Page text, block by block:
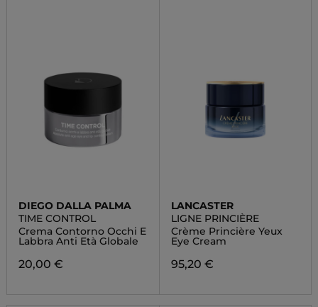
DIEGO DALLA PALMA
TIME CONTROL
Crema Contorno Occhi E
Labbra Anti Età Globale
20,00 €
LANCASTER
LIGNE PRINCIÈRE
Crème Princière Yeux
Eye Cream
95,20 €